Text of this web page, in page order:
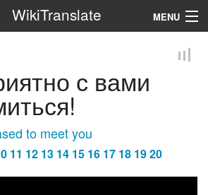
WikiTranslate MENU
с вами
to meet you
11 12 13 14 15 16 17 18 1920